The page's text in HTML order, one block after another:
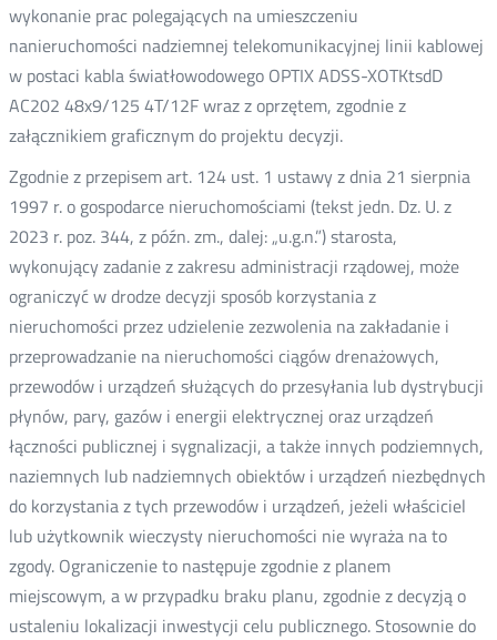
wykonanie prac polegających na umieszczeniu
nanieruchomości nadziemnej telekomunikacyjnej linii kablowej
w postaci kabla światłowodowego OPTIX ADSS-XOTKtsdD
AC202 48x9/125 4T/12F wraz z oprzętem, zgodnie z
załącznikiem graficznym do projektu decyzji.
Zgodnie z przepisem art. 124 ust. 1 ustawy z dnia 21 sierpnia
1997 r. o gospodarce nieruchomościami (tekst jedn. Dz. U. z
2023 r. poz. 344, z późn. zm., dalej: „u.g.n.”) starosta,
wykonujący zadanie z zakresu administracji rządowej, może
ograniczyć w drodze decyzji sposób korzystania z
nieruchomości przez udzielenie zezwolenia na zakładanie i
przeprowadzanie na nieruchomości ciągów drenażowych,
przewodów i urządzeń służących do przesyłania lub dystrybucji
płynów, pary, gazów i energii elektrycznej oraz urządzeń
łączności publicznej i sygnalizacji, a także innych podziemnych,
naziemnych lub nadziemnych obiektów i urządzeń niezbędnych
do korzystania z tych przewodów i urządzeń, jeżeli właściciel
lub użytkownik wieczysty nieruchomości nie wyraża na to
zgody. Ograniczenie to następuje zgodnie z planem
miejscowym, a w przypadku braku planu, zgodnie z decyzją o
ustaleniu lokalizacji inwestycji celu publicznego. Stosownie do